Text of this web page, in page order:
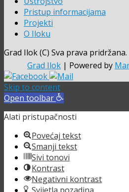
Pristup informacijama
Projekti
O Iloku
Grad Ilok (C) Sva prava
Grad Ilok | Powered by
Skip to content
Open toolbar
Alati pristupačnosti
Povećaj tekst
Smanji tekst
Sivi tonovi
Kontrast
Negativni kontrast